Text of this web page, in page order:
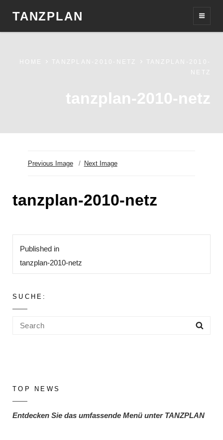
TANZPLAN
HOME TANZPLAN-2010-NETZ
TANZPLAN-2010-
NETZ
tanzplan-2010-netz
Previous Image Next Image
tanzplan-2010-netz
Beitragsnavigation
Published in
tanzplan-2010-netz
SUCHE:
Search
TOP NEWS
Entdecken Sie das umfassende Menü unter TANZPLAN